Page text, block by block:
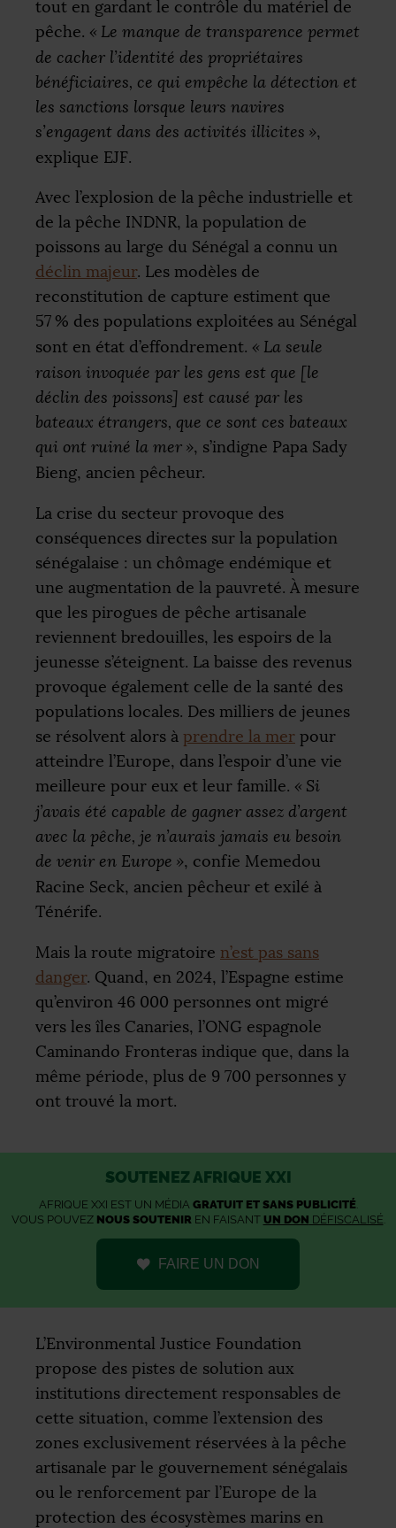
tout en gardant le contrôle du matériel de
pêche. « Le manque de transparence permet
de cacher l’identité des propriétaires
bénéficiaires, ce qui empêche la détection et
les sanctions lorsque leurs navires
s’engagent dans des activités illicites »,
explique EJF.
Avec l’explosion de la pêche industrielle et
de la pêche INDNR, la population de
poissons au large du Sénégal a connu un
déclin majeur. Les modèles de
reconstitution de capture estiment que
57 % des populations exploitées au Sénégal
sont en état d’effondrement. « La seule
raison invoquée par les gens est que [le
déclin des poissons] est causé par les
bateaux étrangers, que ce sont ces bateaux
qui ont ruiné la mer », s’indigne Papa Sady
Bieng, ancien pêcheur.
La crise du secteur provoque des
conséquences directes sur la population
sénégalaise : un chômage endémique et
une augmentation de la pauvreté. À mesure
que les pirogues de pêche artisanale
reviennent bredouilles, les espoirs de la
jeunesse s’éteignent. La baisse des revenus
provoque également celle de la santé des
populations locales. Des milliers de jeunes
se résolvent alors à prendre la mer pour
atteindre l’Europe, dans l’espoir d’une vie
meilleure pour eux et leur famille. « Si
j’avais été capable de gagner assez d’argent
avec la pêche, je n’aurais jamais eu besoin
de venir en Europe », confie Memedou
Racine Seck, ancien pêcheur et exilé à
Ténérife.
Mais la route migratoire n’est pas sans
danger. Quand, en 2024, l’Espagne estime
qu’environ 46 000 personnes ont migré
vers les îles Canaries, l’ONG espagnole
Caminando Fronteras indique que, dans la
même période, plus de 9 700 personnes y
ont trouvé la mort.
SOUTENEZ AFRIQUE XXI
AFRIQUE XXI EST UN MÉDIA GRATUIT ET SANS PUBLICITÉ.
VOUS POUVEZ NOUS SOUTENIREN FAISANT UN DON DÉFISCALISÉ.
FAIRE UN DON
L’Environmental Justice Foundation
propose des pistes de solution aux
institutions directement responsables de
cette situation, comme l’extension des
zones exclusivement réservées à la pêche
artisanale par le gouvernement sénégalais
ou le renforcement par l’Europe de la
protection des écosystèmes marins en